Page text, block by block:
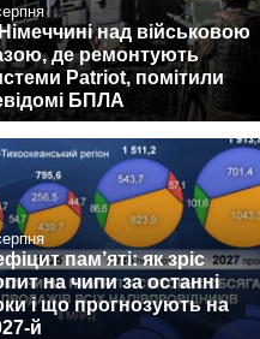
над військовою
де ремонтують
Patriot, помітили
БПЛА
пам’яті: як зріс
на чипи за останні
і що прогнозують на
й